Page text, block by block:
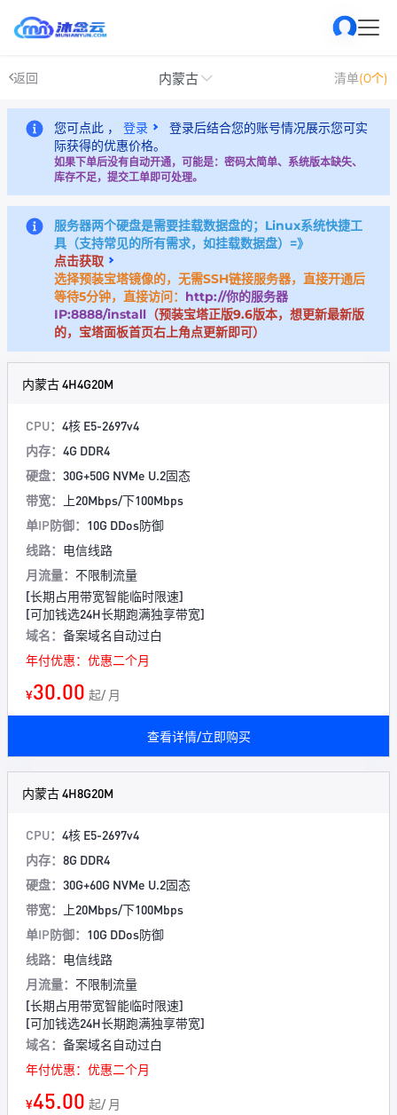
返回 内蒙古 清单(0个)
您可点此 ， 登录
登录后结合您的账号情况展示您可实
际获得的优惠价格。
如果下单后没有自动开通，可能是：密码太简单、系统版本缺失、
库存不足，提交工单即可处理。
服务器两个硬盘是需要挂载数据盘的；Linux系统快捷工
具（支持常见的所有需求，如挂载数据盘）=》
点击获取
选择预装宝塔镜像的，无需SSH链接服务器，直接开通后
等待5分钟，直接访问： http://你的服务器
IP:8888/install （预装宝塔正版9.6版本，想更新最新版
的，宝塔面板首页右上角点更新即可）
内蒙古 4H4G20M
CPU： 4核 E5-2697v4
内存： 4G DDR4
硬盘： 30G+50G NVMe U.2固态
带宽：
上20Mbps/下100Mbps
单IP防御： 10G DDos防御
线路： 电信线路
月流量： 不限制流量
[长期占用带宽智能临时限速]
[可加钱选24H长期跑满独享带宽]
域名： 备案域名自动过白
年付优惠：优惠二个月
¥30.00 起/ 月
查看详情/立即购买
内蒙古 4H8G20M
CPU： 4核 E5-2697v4
内存： 8G DDR4
硬盘： 30G+60G NVMe U.2固态
带宽：
上20Mbps/下100Mbps
单IP防御： 10G DDos防御
线路： 电信线路
月流量： 不限制流量
[长期占用带宽智能临时限速]
[可加钱选24H长期跑满独享带宽]
域名： 备案域名自动过白
年付优惠：优惠二个月
¥45.00 起/ 月